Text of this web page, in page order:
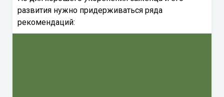
развития нужно придерживаться ряда
рекомендаций: